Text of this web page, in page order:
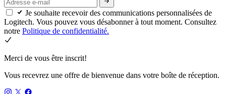
Je souhaite recevoir des communications personnalisées de
Logitech. Vous pouvez vous désabonner à tout moment. Consultez
notre Politique de confidentialité.
Merci de vous être inscrit!
Vous recevrez une offre de bienvenue dans votre boîte de réception.